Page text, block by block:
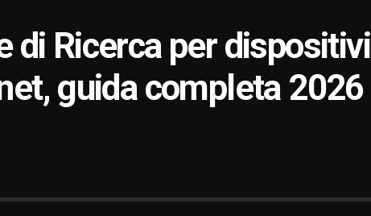
di Ricerca per dispositivi
guida completa 2026